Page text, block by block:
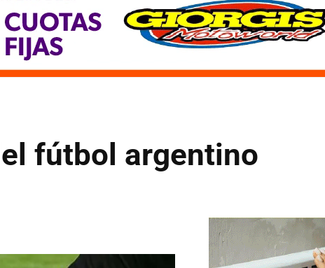
fútbol argentino